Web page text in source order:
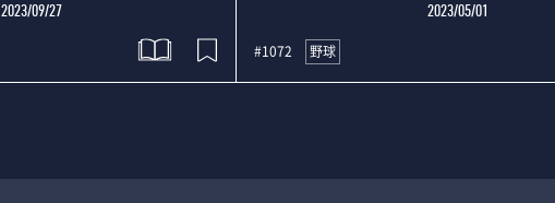
2023/09/27 2023/05/01
#1072 野球